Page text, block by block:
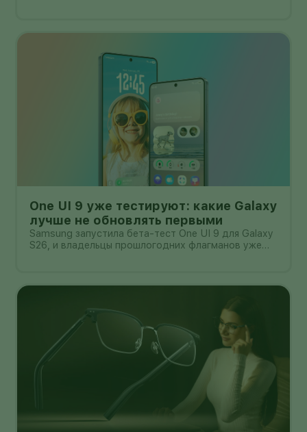
One UI 9 уже тестируют: какие Galaxy
лучше не обновлять первыми
Samsung запустила бета-тест One UI 9 для Galaxy
S26, и владельцы прошлогодних флагманов уже